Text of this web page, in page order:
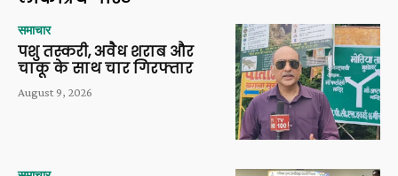
समाचार
पशु तस्करी, अवैध शराब और
चाकू के साथ चार गिरफ्तार
August 9, 2026